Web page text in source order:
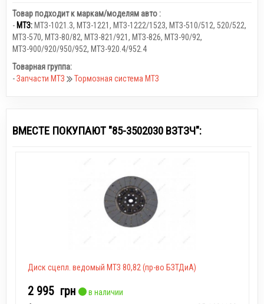
Товар подходит к маркам/моделям авто :
- МТЗ:МТЗ-1021.3, МТЗ-1221, МТЗ-1222/1523, МТЗ-510/512, 520/522,
МТЗ-570, МТЗ-80/82, МТЗ-821/921, МТЗ-826, МТЗ-90/92,
МТЗ-900/920/950/952, МТЗ-920.4/952.4
Товарная группа:
-Запчасти МТЗ Тормозная система МТЗ
ВМЕСТЕ ПОКУПАЮТ "85-3502030 ВЗТЗЧ":
Диск сцепл. ведомый МТЗ 80,82 (пр-во БЗТДиА)
2 995 грн
в наличии